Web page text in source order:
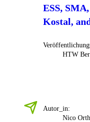
ESS,
Kostal,
HTW
Autor_in:
Nico